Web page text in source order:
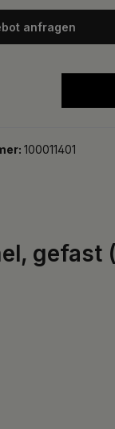
anfragen
100011401
gefast